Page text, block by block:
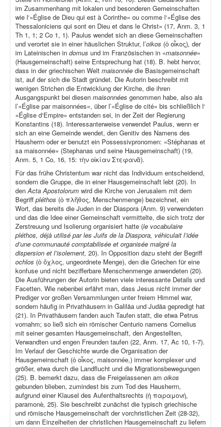
im Zusammenhang mit lokalen und besonderen Gemeinschaften
wie l‘«Église de Dieu qui est à Corinthe» ou comme l‘«Église des
Thessaloniciens qui sont en Dieu et dans le Christ» (17, Anm. 3, 1
Th 1, 1; 2 Co 1, 1). Paulus wendet sich an diese Gemeinschaften
und verortet sie in einer häuslichen Struktur, l’oikos (ὁ οἶκος), der
im Lateinischen in domus und im Französischen in «maisonnée»
(Hausgemeinschaft) seine Entsprechung hat (18). B. hebt hervor,
dass in der griechischen Welt maisonnée die Basisgemeinschaft
ist, auf der sich die Stadt gründet. Die Autorin beschreibt mit
wenigen Strichen die Entwicklung der Kirche, die ihren
Ausgangspunkt bei diesen maisonnées genommen habe, also als
l’«Église par maisonnées», über l’«Église de cité» bis schließlich l‘
«Église d‘Empire» entstanden sei, in der Zeit der Regierung
Konstantins (18). Interessanterweise verwendet Paulus, wenn er
sich an eine Gemeinde wendet, den Genitiv des Namens des
Hausherrn oder er benutzt ein Possessivpronomen: «Stéphanas et
sa maisonnée» (Stephanas und seine Hausgemeinschaft) (19,
Anm. 5, 1 Co, 16, 15: τὴν οἰκίαν Στεφανᾶ).
Für das frühe Christentum war nicht das Individuum entscheidend,
sondern die Gruppe, die in einer Hausgemeinschaft lebt (20). In
denActa Apostolorum wird die Kirche von Jerusalem mit dem
Begriff pléthos (ὁ πλῆθος, Menschenmenge) bezeichnet, ein
Wort, das bereits die Juden in der Diaspora (Anm. 9) verwendeten
und das die Idee einer Gemeinschaft vermittelte, die sich trotz der
Zerstreuung und Isolierung organisiert hatte (le vocabulaire
pléthos, déjà utilisé par les Juifs de la Diaspora, véhiculait l’idée
d’une communauté comptabilisée et organisée malgré la
dispersion et l’isolement, 20). In Opposition dazu steht der Begriff
ochlos (ὁ ὄχλος, ungeordnete Menge), den die Griechen für eine
konfuse und nicht bezifferbare Menschenmenge anwendeten (20).
Die Ausführungen der Autorin bieten viele interessante Details und
Facetten. Wie nebenbei erfährt man, dass Jesus nicht immer der
Prediger vor großen Versammlungen unter freiem Himmel war,
sondern häufig in Privathäusern in Galiläa und Judäa gepredigt hat
(21). In Privathäusern fanden auch Taufen statt, die etwa Petrus
vornahm; so ließ sich ein römischer Centurio namens Cornelius
mit seiner gesamten Hausgemeinschaft, den Angestellten,
Verwandten und engen Freunden taufen (22, Anm. 17, Ac 10, 1-7).
Im Verlauf der Geschichte wurde die Organisation der
Hausgemeinschaft (ὁ οἶκος, maisonnée,) immer komplexer und
größer, etwa durch die Landflucht und die Migrationsbewegungen
(25). B. bemerkt dazu, dass die Freigelassenen am oikos
gebunden blieben, zumindest bis zum Tod des Hausherrn,
aufgrund einer Klausel des Aufenthaltsrechts (ἡ παραμονή,
paramonè, 25). Sie beschreibt zunächst die typisch griechische
und römische Hausgemeinschaft der vorchristlichen Zeit (28-32),
um dann Einzelheiten der christlichen Hausgemeinschaft zu liefern